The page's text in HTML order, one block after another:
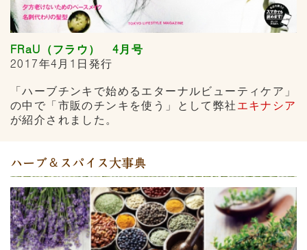
FRaU（フラウ） 4月号
2017年4月1日発行
「ハーブチンキで始めるエターナルビューティケア」
の中で「市販のチンキを使う」として弊社 エキナシア
が紹介されました。
ハーブ＆スパイス大事典